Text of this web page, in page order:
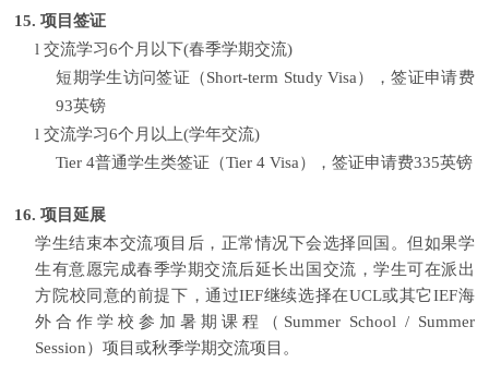
15.项目签证
l交流学习6个月以下(春季学期交流)
短期学生访问签证（Short-term Study Visa），签证申请费
93英镑
l交流学习6个月以上(学年交流)
Tier 4普通学生类签证（Tier 4 Visa），签证申请费335英镑
16.项目延展
学生结束本交流项目后，正常情况下会选择回国。但如果学
生有意愿完成春季学期交流后延长出国交流，学生可在派出
方院校同意的前提下，通过IEF继续选择在UCL或其它IEF海
外合作学校参加暑期课程（ Summer School / Summer
Session）项目或秋季学期交流项目。